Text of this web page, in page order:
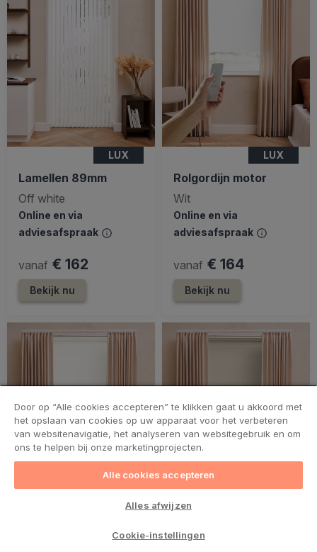
LUX
Lamellen 89mm
Off white
Online en via
adviesafspraak
vanaf € 162
Bekijk nu
LUX
Rolgordijn motor
Wit
Online en via
adviesafspraak
vanaf € 164
Bekijk nu
Rolgordijn motor
Door op “Alle cookies accepteren” te klikken gaat u akkoord met
het opslaan van cookies op uw apparaat voor het verbeteren
van websitenavigatie, het analyseren van websitegebruik en om
ons te helpen bij onze marketingprojecten.
Alle cookies accepteren
Alles afwijzen
Cookie-instellingen